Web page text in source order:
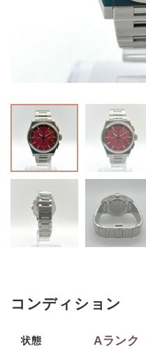
コンディション
状態 Aランク